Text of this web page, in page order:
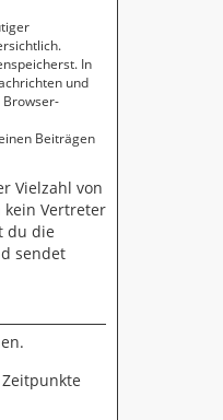
In
und
Browser-
Beiträgen
Vielzahl von
kein Vertreter
du die
sendet